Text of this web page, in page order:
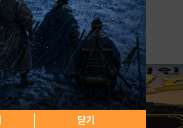
번호 찾기 회원가입
닫기